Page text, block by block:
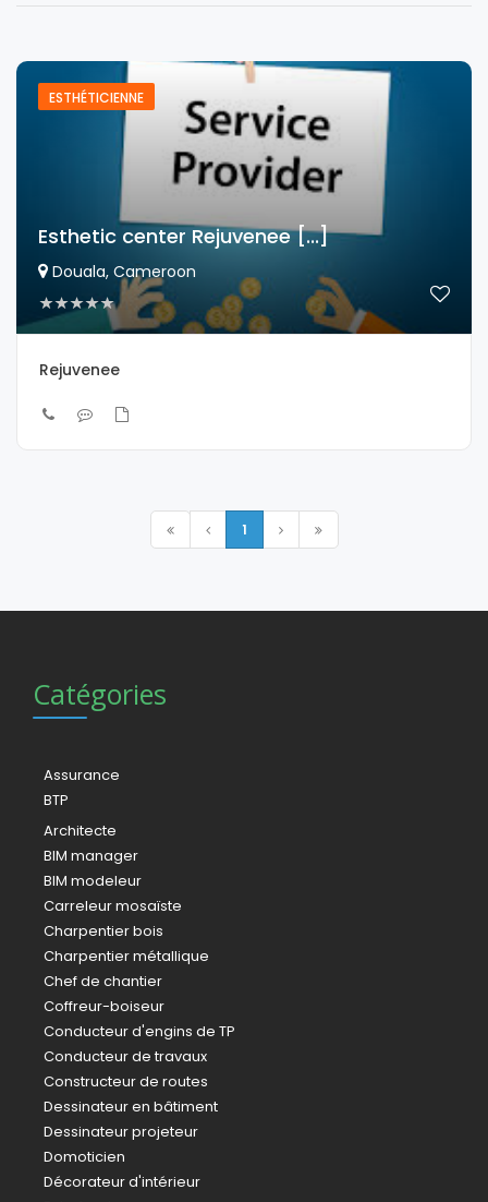
ESTHÉTICIENNE
Esthetic center Rejuvenee [...]
Douala, Cameroon
Rejuvenee
1
Catégories
Assurance
BTP
Architecte
BIM manager
BIM modeleur
Carreleur mosaïste
Charpentier bois
Charpentier métallique
Chef de chantier
Coffreur-boiseur
Conducteur d'engins de TP
Conducteur de travaux
Constructeur de routes
Dessinateur en bâtiment
Dessinateur projeteur
Domoticien
Décorateur d'intérieur